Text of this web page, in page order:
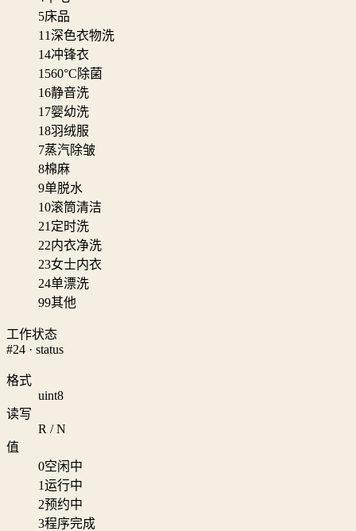
5床品
11深色衣物洗
14冲锋衣
1560°C除菌
16静音洗
17婴幼洗
18羽绒服
7蒸汽除皱
8棉麻
9单脱水
10滚筒清洁
21 定时洗
22内衣净洗
23女士内衣
24单漂洗
99其他
工作状态
#24 · status
格式
uint8
读写
R / N
值
0空闲中
1运行中
2预约中
3程序完成